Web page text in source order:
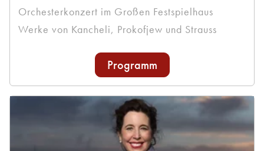
Orchesterkonzert im Großen Festspielhaus
Werke von Kancheli, Prokofjew und Strauss
Programm